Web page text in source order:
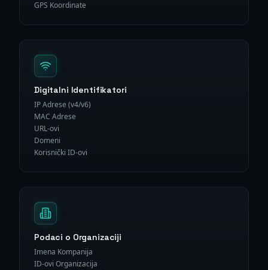
GPS Koordinate
Digitalni Identifikatori
IP Adrese (v4/v6)
MAC Adrese
URL-ovi
Domeni
Korisnički ID-ovi
Podaci o Organizaciji
Imena Kompanija
ID-ovi Organizacija